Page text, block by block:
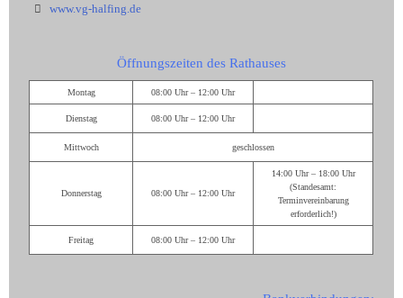
www.vg-halfing.de
Öffnungszeiten des Rathauses
Montag 08:00 Uhr – 12:00 Uhr
Dienstag 08:00 Uhr – 12:00 Uhr
Mittwoch geschlossen
Donnerstag 08:00 Uhr – 12:00 Uhr
14:00 Uhr – 18:00 Uhr
(Standesamt:
Terminvereinbarung
erforderlich!)
Freitag 08:00 Uhr – 12:00 Uhr